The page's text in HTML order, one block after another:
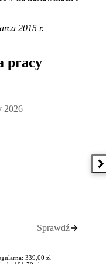
2015 r.
pracy
Kazimierz Jaśkowski -
2026
Sprawdź
339,00 zł